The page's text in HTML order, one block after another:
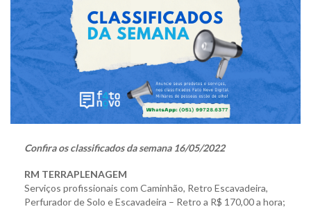
Confira os classificados da semana 16/05/2022
RM TERRAPLENAGEM
Serviços profissionais com Caminhão, Retro Escavadeira,
Perfurador de Solo e Escavadeira – Retro a R$ 170,00 a hora;